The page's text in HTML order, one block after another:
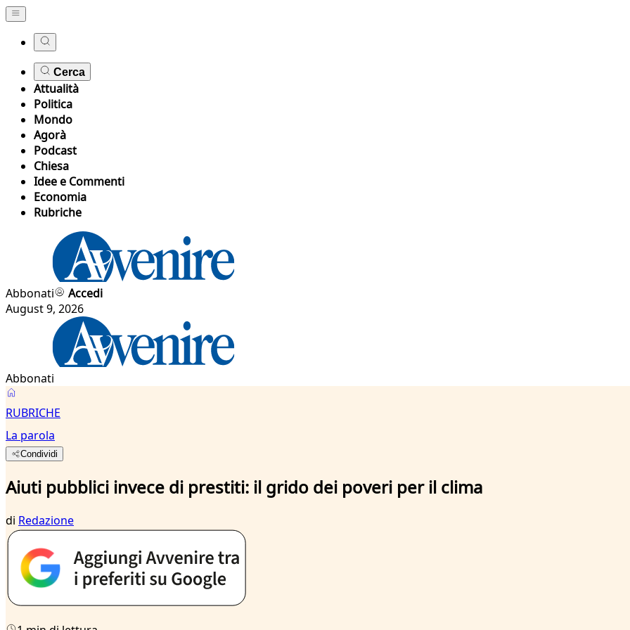
Cerca
Attualità
Politica
Mondo
Agorà
Podcast
Chiesa
Idee e Commenti
Economia
Rubriche
Abbonati
Accedi
August 9, 2026
Abbonati
RUBRICHE
La parola
Condividi
Aiuti pubblici invece di prestiti: il grido dei poveri per il clima
di Redazione